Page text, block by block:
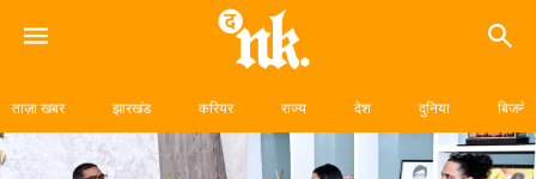
ताज़ा खबर झारखंड करियर राज्य देश दुनिया बिजनेस